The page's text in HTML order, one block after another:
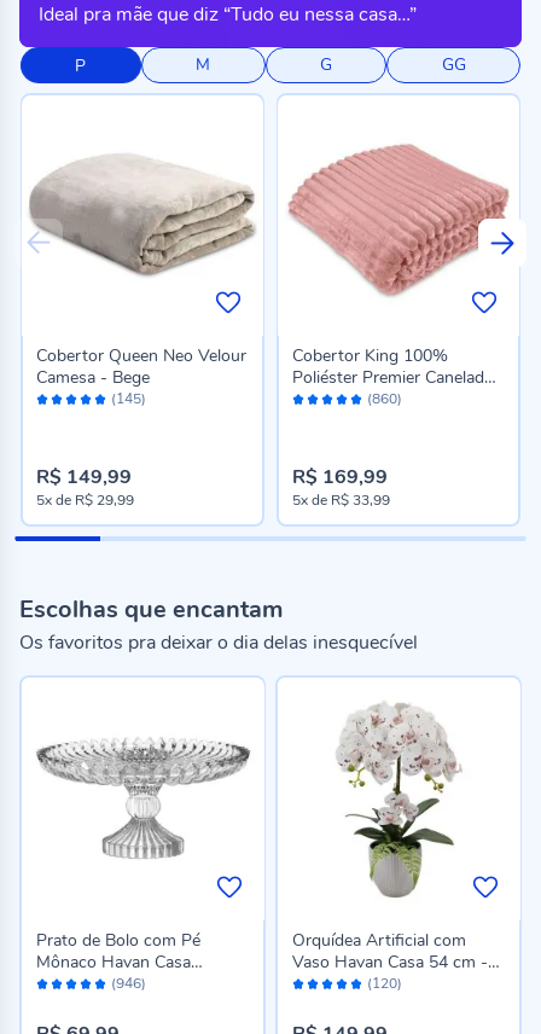
Ideal pra mãe que diz “Tudo eu nessa casa…”
P M G GG
Avaliação: (145)
Cobertor Queen Neo Velour
Camesa - Bege
R$ 149,99
5xde R$ 29,99
Avaliação: (860)
Cobertor King 100%
Poliéster Premier Canelado
Havan Casa - Rosa Pétala
R$ 169,99
5xde R$ 33,99
Escolhas que encantam
Os favoritos pra deixar o dia delas inesquecível
Avaliação: (946)
Prato de Bolo com Pé
Mônaco Havan Casa
29,5Cm - Transparente
Avaliação: (120)
Orquídea Artificial com
Vaso Havan Casa 54 cm -
Sortido